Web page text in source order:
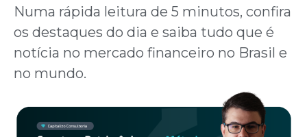
Numa rápida leitura de 5 minutos, confira
os destaques do dia e saiba tudo que é
notícia no mercado financeiro no Brasil e
no mundo.